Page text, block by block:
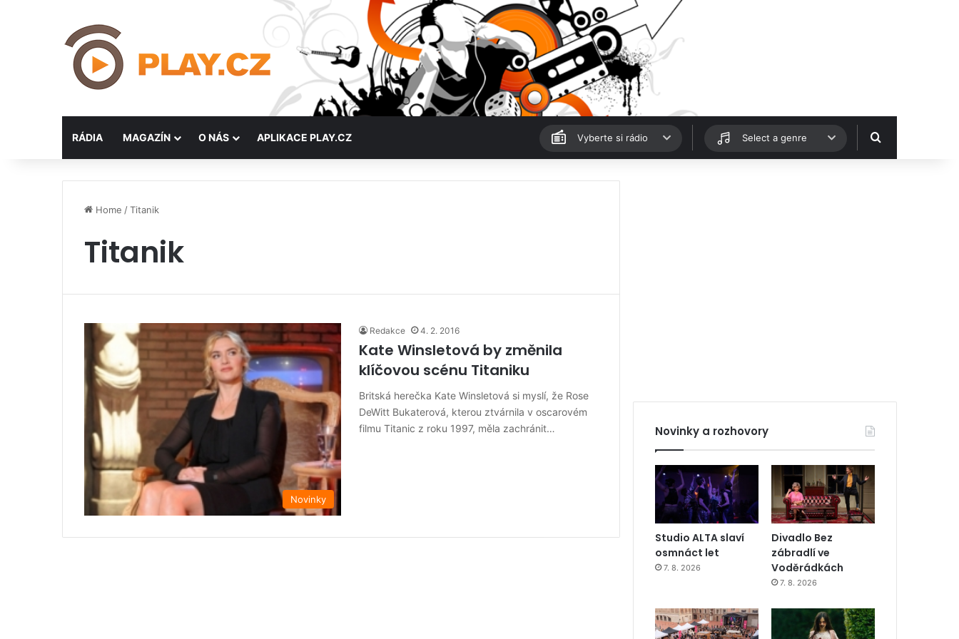
RÁDIA MAGAZÍN O NÁS APLIKACE PLAY.CZ Vyberte si rádio Select a genre Hledat
Home /Titanik
Titanik
Novinky
Redakce 4. 2. 2016
Kate Winsletová by změnila
klíčovou scénu Titaniku
Britská herečka Kate Winsletová si myslí, že Rose
DeWitt Bukaterová, kterou ztvárnila v oscarovém
filmu Titanic z roku 1997, měla zachránit…
Novinky a rozhovory
Studio ALTA slaví
osmnáct let
7. 8. 2026
Divadlo Bez
zábradlí ve
Voděrádkách
7. 8. 2026